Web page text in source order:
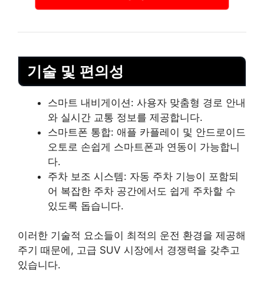
기술 및 편의성
스마트 내비게이션: 사용자 맞춤형 경로 안내
와 실시간 교통 정보를 제공합니다.
스마트폰 통합: 애플 카플레이 및 안드로이드
오토로 손쉽게 스마트폰과 연동이 가능합니
다.
주차 보조 시스템: 자동 주차 기능이 포함되
어 복잡한 주차 공간에서도 쉽게 주차할 수
있도록 돕습니다.
이러한 기술적 요소들이 최적의 운전 환경을 제공해
주기 때문에, 고급 SUV 시장에서 경쟁력을 갖추고
있습니다.